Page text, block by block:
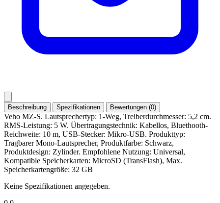
Beschreibung Spezifikationen Bewertungen (0)
Veho MZ-S. Lautsprechertyp: 1-Weg, Treiberdurchmesser: 5,2 cm.
RMS-Leistung: 5 W. Übertragungstechnik: Kabellos, Bluethooth-
Reichweite: 10 m, USB-Stecker: Mikro-USB. Produkttyp:
Tragbarer Mono-Lautsprecher, Produktfarbe: Schwarz,
Produktdesign: Zylinder. Empfohlene Nutzung: Universal,
Kompatible Speicherkarten: MicroSD (TransFlash), Max.
Speicherkartengröße: 32 GB
Keine Spezifikationen angegeben.